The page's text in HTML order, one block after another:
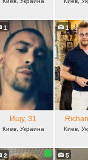
1
Ищу, 31
Киев, Украина
1
Киев,
2 5